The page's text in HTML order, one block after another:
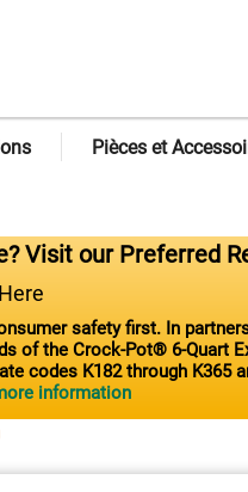
Pièces et
Visit our Preferred
safety first. In
of the Crock-Pot® 6-Quart
codes K182 through K365
information